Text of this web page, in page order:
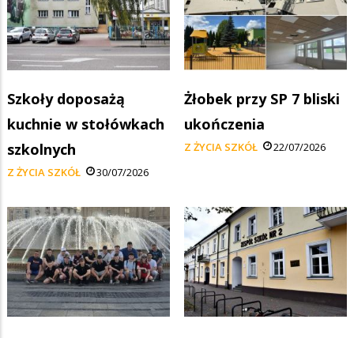
Szkoły doposażą
kuchnie w stołówkach
szkolnych
Z ŻYCIA SZKÓŁ 30/07/2026
Żłobek przy SP 7 bliski
ukończenia
Z ŻYCIA SZKÓŁ 22/07/2026